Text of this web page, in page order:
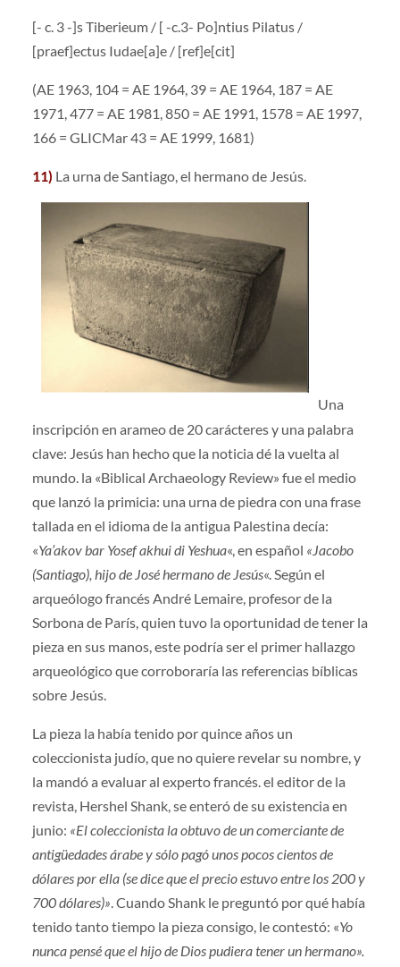
[- c. 3 -]s Tiberieum / [ -c.3- Po]ntius Pilatus /
[praef]ectus Iudae[a]e / [ref]e[cit]
(AE 1963, 104 = AE 1964, 39 = AE 1964, 187 = AE
1971, 477 = AE 1981, 850 = AE 1991, 1578 = AE 1997,
166 = GLICMar 43 = AE 1999, 1681)
11) La urna de Santiago, el hermano de Jesús.
Una
inscripción en arameo de 20 carácteres y una palabra
clave: Jesús han hecho que la noticia dé la vuelta al
mundo. la «Biblical Archaeology Review» fue el medio
que lanzó la primicia: una urna de piedra con una frase
tallada en el idioma de la antigua Palestina decía:
«Ya’akov bar Yosef akhui di Yeshua«, en español «Jacobo
(Santiago), hijo de José hermano de Jesús«. Según el
arqueólogo francés André Lemaire, profesor de la
Sorbona de París, quien tuvo la oportunidad de tener la
pieza en sus manos, este podría ser el primer hallazgo
arqueológico que corroboraría las referencias bíblicas
sobre Jesús.
La pieza la había tenido por quince años un
coleccionista judío, que no quiere revelar su nombre, y
la mandó a evaluar al experto francés. el editor de la
revista, Hershel Shank, se enteró de su existencia en
junio: «El coleccionista la obtuvo de un comerciante de
antigüedades árabe y sólo pagó unos pocos cientos de
dólares por ella (se dice que el precio estuvo entre los 200 y
700 dólares)». Cuando Shank le preguntó por qué había
tenido tanto tiempo la pieza consigo, le contestó: «Yo
nunca pensé que el hijo de Dios pudiera tener un hermano».